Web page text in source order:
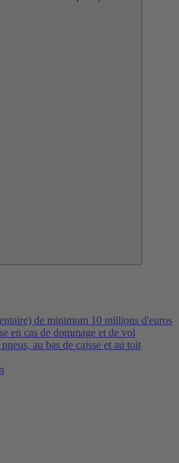
de minimum 10 millions d'euros
en cas de dommage et de vol
au bas de caisse et au toit